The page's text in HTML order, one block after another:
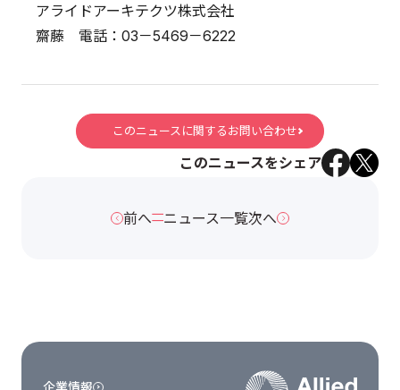
アライドアーキテクツ株式会社
齋藤 電話：03－5469－6222
このニュースに関するお問い合わせ
このニュースをシェア
前へ ニュース一覧次へ
企業情報